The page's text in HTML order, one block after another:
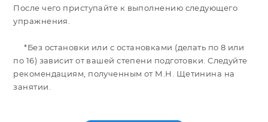
После чего приступайте к выполнению следующего
упражнения.
*Без остановки или с остановками (делать по 8 или
по 16) зависит от вашей степени подготовки. Следуйте
рекомендациям, полученным от М.Н. Щетинина на
занятии.